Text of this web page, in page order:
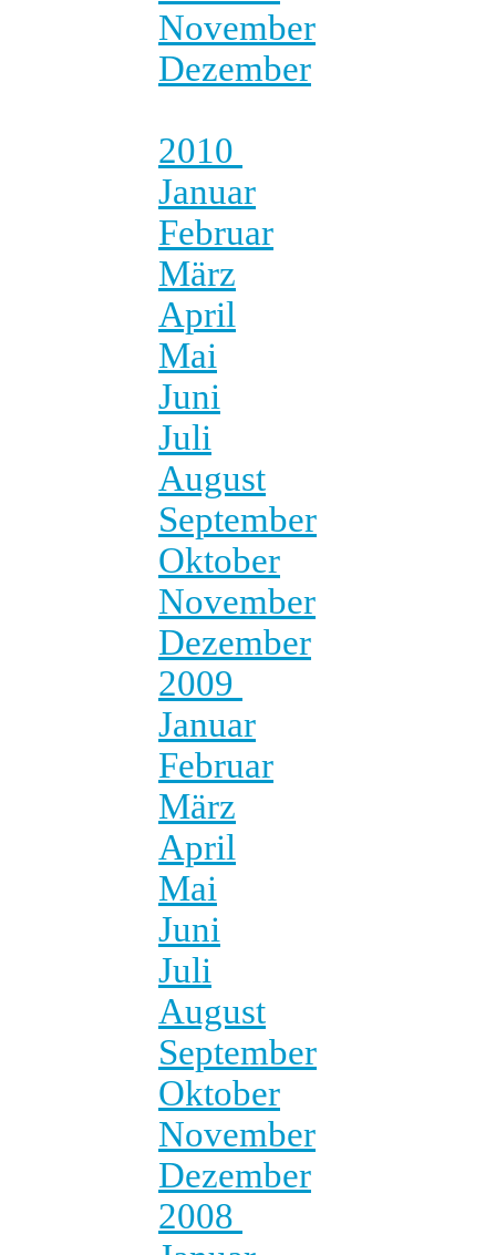
November
Dezember
2010
Januar
Februar
März
April
Mai
Juni
Juli
August
September
Oktober
November
Dezember
2009
Januar
Februar
März
April
Mai
Juni
Juli
August
September
Oktober
November
Dezember
2008